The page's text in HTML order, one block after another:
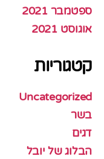
ספטמבר 2021
אוגוסט 2021
קטגוריות
Uncategorized
בשר
דגים
הבלוג של יובל